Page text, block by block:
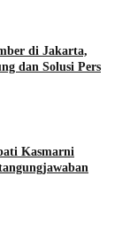
di Jakarta,
dan Solusi Pers
Kasmarni